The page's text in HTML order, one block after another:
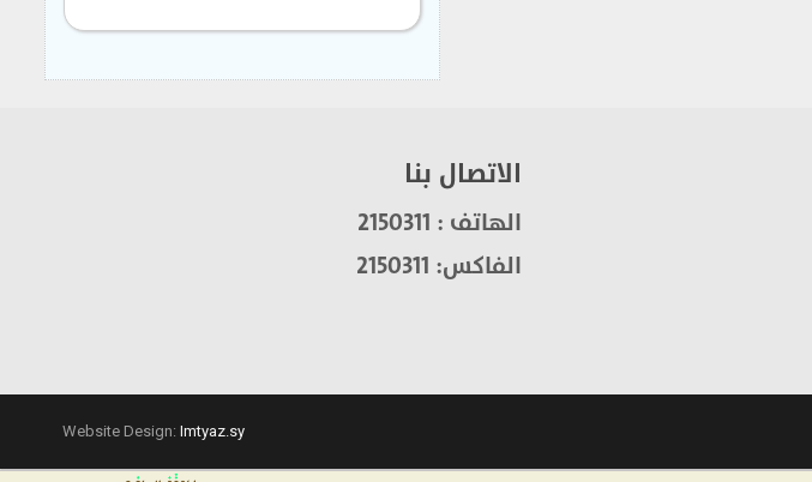
الاتصال بنا
الهاتف : 2150311
الفاكس: 2150311
Website Design: Imtyaz.sy